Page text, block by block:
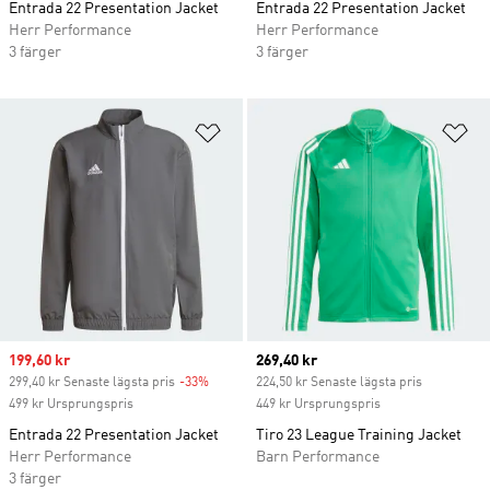
Entrada 22 Presentation Jacket
Herr Performance
3 färger
Entrada 22 Presentation Jacket
Herr Performance
3 färger
Lägg till på önskelistan
Sale price
199,60 kr
299,40 kr Senaste lägsta pris -33% Discount
499 kr Ursprungspris
Entrada 22 Presentation Jacket
Herr Performance
3 färger
Current price
269,40 kr
224,50 kr Senaste lägsta pris
449 kr Ursprungspris
Tiro 23 League Training Jacket
Barn Performance